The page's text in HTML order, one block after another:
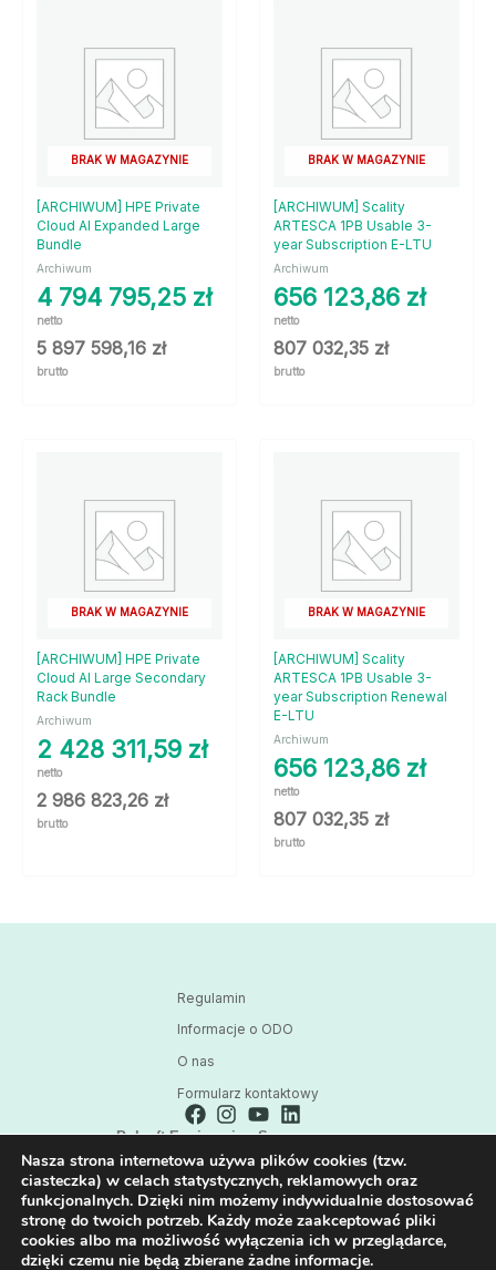
BRAK W MAGAZYNIE
[ARCHIWUM] HPE Private
Cloud AI Expanded Large
Bundle
Archiwum
4 794 795,25 zł
netto
5 897 598,16 zł
brutto
BRAK W MAGAZYNIE
[ARCHIWUM] Scality
ARTESCA 1PB Usable 3-
year Subscription E-LTU
Archiwum
656 123,86 zł
netto
807 032,35 zł
brutto
BRAK W MAGAZYNIE
[ARCHIWUM] HPE Private
Cloud AI Large Secondary
Rack Bundle
Archiwum
2 428 311,59 zł
netto
2 986 823,26 zł
brutto
BRAK W MAGAZYNIE
[ARCHIWUM] Scality
ARTESCA 1PB Usable 3-
year Subscription Renewal
E-LTU
Archiwum
656 123,86 zł
netto
807 032,35 zł
brutto
Regulamin
Informacje o ODO
O nas
Formularz kontaktowy
Polsoft Engineering Sp. z o.o.
ul. 73 Pułku Piechoty 1, 40-467 Katowice
Skontaktuj się z nami:
32 209 80 39
E-mail:
Nasza strona internetowa używa plików cookies (tzw.
ciasteczka) w celach statystycznych, reklamowych oraz
funkcjonalnych. Dzięki nim możemy indywidualnie dostosować
stronę do twoich potrzeb. Każdy może zaakceptować pliki
cookies albo ma możliwość wyłączenia ich w przeglądarce,
dzięki czemu nie będą zbierane żadne informacje.